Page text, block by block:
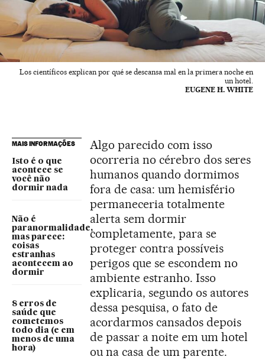
Los científicos explican por qué se descansa mal en la primera noche en
un hotel.
EUGENE H. WHITE
MAIS INFORMAÇÕES
Isto é o que
acontece se
você não
dormir nada
Não é
paranormalidade,
mas parece:
coisas
estranhas
acontecem ao
dormir
8 erros de
saúde que
cometemos
todo dia (e em
menos de uma
hora)
Algo parecido com isso
ocorreria no cérebro dos seres
humanos quando dormimos
fora de casa: um hemisfério
permaneceria totalmente
alerta sem dormir
completamente, para se
proteger contra possíveis
perigos que se escondem no
ambiente estranho. Isso
explicaria, segundo os autores
dessa pesquisa, o fato de
acordarmos cansados depois
de passar a noite em um hotel
ou na casa de um parente.